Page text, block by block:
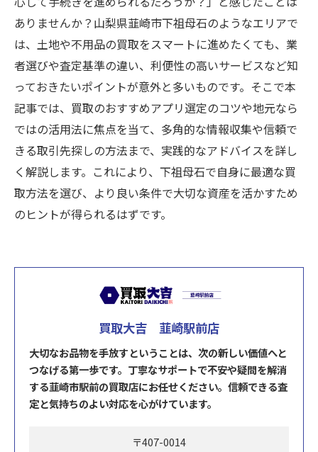
ありませんか？山梨県韮崎市下祖母石のようなエリアで
は、土地や不用品の買取をスマートに進めたくても、業
者選びや査定基準の違い、利便性の高いサービスなど知
っておきたいポイントが意外と多いものです。そこで本
記事では、買取のおすすめアプリ選定のコツや地元なら
ではの活用法に焦点を当て、多角的な情報収集や信頼で
きる取引先探しの方法まで、実践的なアドバイスを詳し
く解説します。これにより、下祖母石で自身に最適な買
取方法を選び、より良い条件で大切な資産を活かすため
のヒントが得られるはずです。
買取大吉 韮崎駅前店
大切なお品物を手放すということは、次の新しい価値へと
つなげる第一歩です。丁寧なサポートで不安や疑問を解消
する韮崎市駅前の買取店にお任せください。信頼できる査
定と気持ちのよい対応を心がけています。
〒407-0014